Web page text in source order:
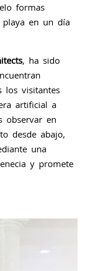
formas
en un día
, ha sido
los visitantes
artificial a
observar en
desde abajo,
una
y promete